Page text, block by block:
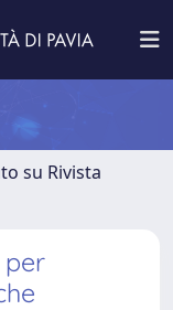
su Rivista
per